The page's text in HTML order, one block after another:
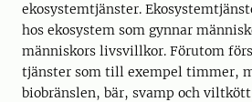
ekosystemtjänster.
hos ekosystem som gynnar
människors livsvillkor. Förutom
tjänster som till exempel timmer,
biobränslen, bär, svamp och